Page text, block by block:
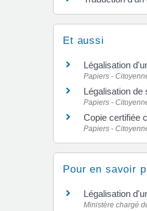
Et aussi
Légalisation
Papiers -
Légalisation de
Papiers -
Copie certifiée
Papiers -
Pour en savoir
Légalisation
Ministère chargé